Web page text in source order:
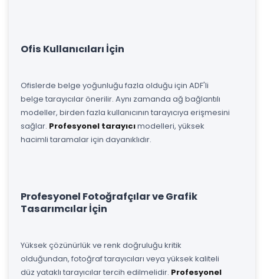
Ofis Kullanıcıları İçin
Ofislerde belge yoğunluğu fazla olduğu için ADF'li
belge tarayıcılar önerilir. Aynı zamanda ağ bağlantılı
modeller, birden fazla kullanıcının tarayıcıya erişmesini
sağlar. Profesyonel tarayıcımodelleri, yüksek
hacimli taramalar için dayanıklıdır.
Profesyonel Fotoğrafçılar ve Grafik
Tasarımcılar İçin
Yüksek çözünürlük ve renk doğruluğu kritik
olduğundan, fotoğraf tarayıcıları veya yüksek kaliteli
düz yataklı tarayıcılar tercih edilmelidir. Profesyonel